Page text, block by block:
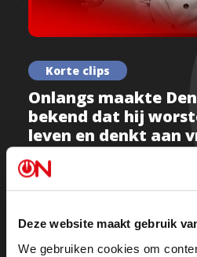
Deze website maakt gebruik
We gebruiken cookies om
Korte clips
Onlangs maakte
bekend dat hij
leven en denkt aan
Kijk deel 1